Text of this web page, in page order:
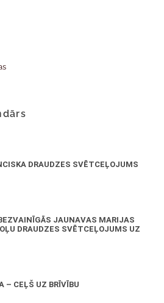
DRAUDZES SVĒTCEĻOJUMS
JAUNAVAS MARIJAS
DRAUDZES SVĒTCEĻOJUMS UZ
– CEĻŠ UZ BRĪVĪBU